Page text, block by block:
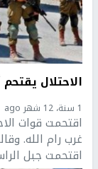
الاحتلال
1 سنة، 12 شهر ago
اقتحمت قوات
غرب رام الله.
اقتحمت جبل